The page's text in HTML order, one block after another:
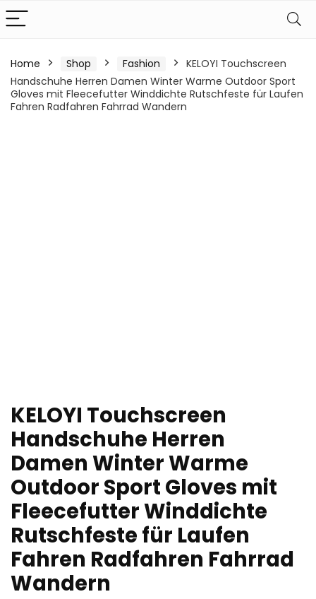
Home Shop Fashion
KELOYI Touchscreen
Handschuhe Herren Damen Winter Warme Outdoor Sport
Gloves mit Fleecefutter Winddichte Rutschfeste für Laufen
Fahren Radfahren Fahrrad Wandern
KELOYI Touchscreen
Handschuhe Herren
Damen Winter Warme
Outdoor Sport Gloves mit
Fleecefutter Winddichte
Rutschfeste für Laufen
Fahren Radfahren Fahrrad
Wandern